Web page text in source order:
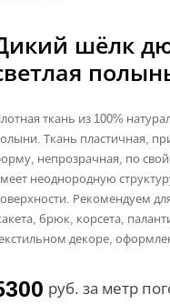
шёлк
ткань из 100%
Ткань пластичная,
непрозрачная, по
неоднородную
Рекомендуем
брюк, корсета,
декоре,
руб. за метр